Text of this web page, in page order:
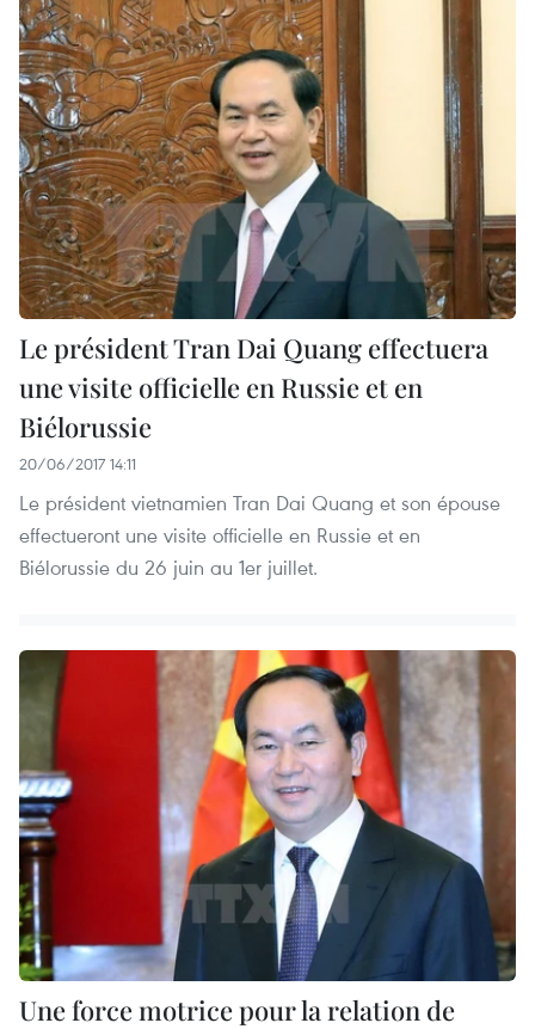
Le président Tran Dai Quang effectuera
une visite officielle en Russie et en
Biélorussie
20/06/2017 14:11
Le président vietnamien Tran Dai Quang et son épouse
effectueront une visite officielle en Russie et en
Biélorussie du 26 juin au 1er juillet.
Une force motrice pour la relation de